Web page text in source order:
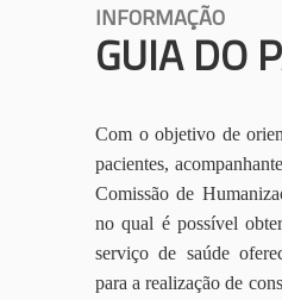
INFORMAÇÃO
GUIA DO
Com o objetivo de
pacientes,
Comissão de
no qual é possível
serviço de saúde
para a realização de